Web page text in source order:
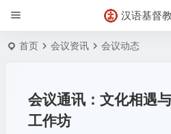
汉语基督
首页 会议资讯 会议动态
会议通讯：文化相遇
工作坊